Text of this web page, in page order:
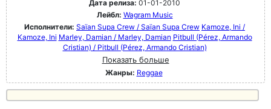
Дата релиза: 01-01-2010
Лейбл: Wagram Music
Исполнители: Saïan Supa Crew / Saïan Supa Crew Kamoze, Ini /
Kamoze, Ini Marley, Damian / Marley, Damian Pitbull (Pérez, Armando
Cristian) / Pitbull (Pérez, Armando Cristian)
Показать больше
Жанры: Reggae